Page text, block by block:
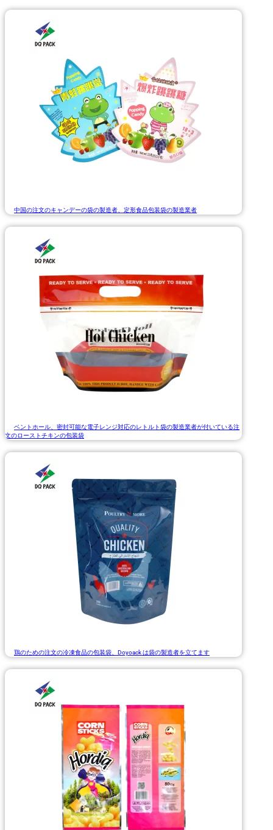
中国の注文のキャンデーの袋の製造者、定形食品包装袋の製造業者
ベントホール、密封可能な電子レンジ対応のレトルト袋の製造業者が付いている注
文のローストチキンの包装袋
鶏のための注文の冷凍食品の包装袋、Doyoack は袋の製造者を立てます